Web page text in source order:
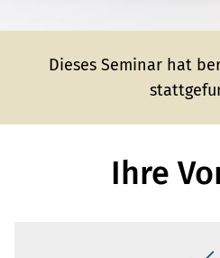
Dieses Seminar hat
Ihre